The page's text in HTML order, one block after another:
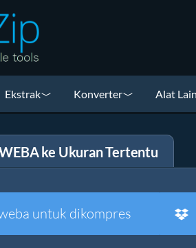
Ekstrak Konverter Alat
ke Ukuran Tertentu
untuk dikompres